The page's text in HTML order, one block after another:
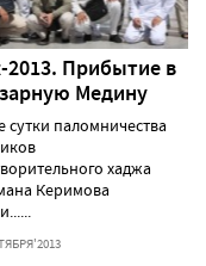
Прибытие в
Медину
сутки паломничества
хаджа
Керимова